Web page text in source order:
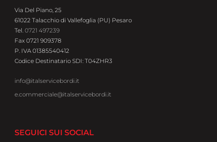
Via Del Piano, 25
61022 Talacchio di Vallefoglia (PU) Pesaro
Tel. 0721 497239
Fax 0721 909378
P. IVA 01385540412
Codice Destinatario SDI: T04ZHR3
info@italservicebordi.it
e.commerciale@italservicebordi.it
SEGUICI SUI SOCIAL